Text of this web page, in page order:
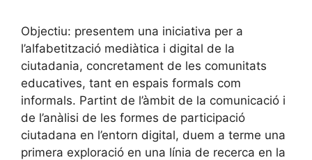
Objectiu: presentem una iniciativa per a
l’alfabetització mediàtica i digital de la
ciutadania, concretament de les comunitats
educatives, tant en espais formals com
informals. Partint de l’àmbit de la comunicació i
de l’anàlisi de les formes de participació
ciutadana en l’entorn digital, duem a terme una
primera exploració en una línia de recerca en la